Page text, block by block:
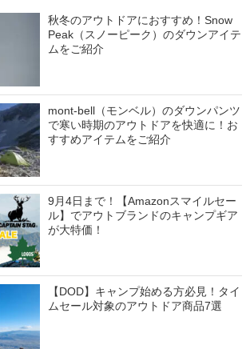
秋冬のアウトドアにおすすめ！Snow
Peak（スノーピーク）のダウンアイテ
ムをご紹介
mont-bell（モンベル）のダウンパンツ
で寒い時期のアウトドアを快適に！お
すすめアイテムをご紹介
9月4日まで！【Amazonスマイルセー
ル】でアウトブランドのキャンプギア
が大特価！
【DOD】キャンプ始める方必見！タイ
ムセール対象のアウトドア商品7選